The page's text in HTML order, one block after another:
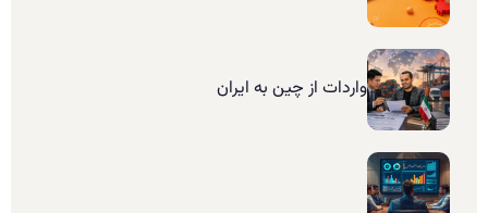
واردات از چین به ایران